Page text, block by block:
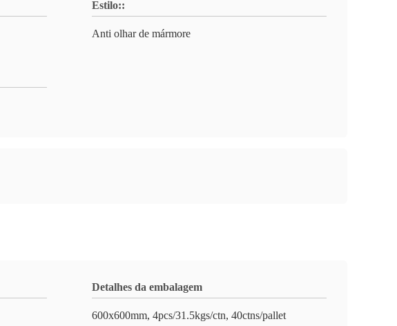
Estilo::
Anti olhar de mármore
Detalhes da embalagem
600x600mm, 4pcs/31.5kgs/ctn, 40ctns/pallet